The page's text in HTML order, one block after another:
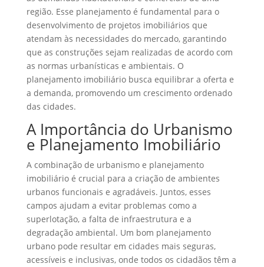
região. Esse planejamento é fundamental para o
desenvolvimento de projetos imobiliários que
atendam às necessidades do mercado, garantindo
que as construções sejam realizadas de acordo com
as normas urbanísticas e ambientais. O
planejamento imobiliário busca equilibrar a oferta e
a demanda, promovendo um crescimento ordenado
das cidades.
A Importância do Urbanismo
e Planejamento Imobiliário
A combinação de urbanismo e planejamento
imobiliário é crucial para a criação de ambientes
urbanos funcionais e agradáveis. Juntos, esses
campos ajudam a evitar problemas como a
superlotação, a falta de infraestrutura e a
degradação ambiental. Um bom planejamento
urbano pode resultar em cidades mais seguras,
acessíveis e inclusivas, onde todos os cidadãos têm a